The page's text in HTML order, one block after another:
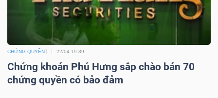
CHỨNG QUYỀN 22/04 19:39
Chứng khoán Phú Hưng sắp chào bán 70
chứng quyền có bảo đảm
TIỆN
ÍCH